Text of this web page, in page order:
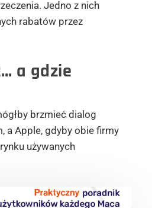
Jedno z nich
rabatów przez
a gdzie
brzmieć dialog
a Apple, gdyby obie firmy
używanych